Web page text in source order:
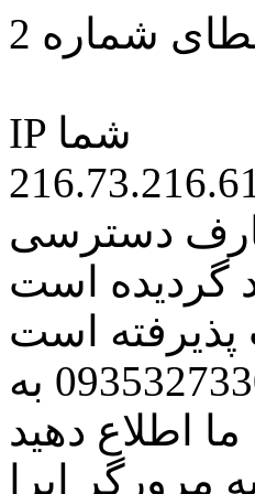
شماره 2
IP شما
دسترسی
گردیده است
پذیرفته است
مراتب این مسئله را از طریق شماره تلفن 09353273300 به
ما اطلاع دهید
اپرا